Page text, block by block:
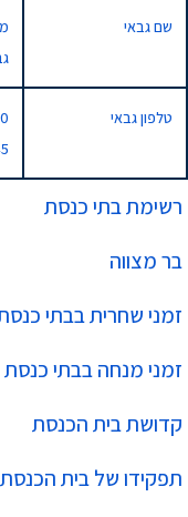
רשימת בתי כנסת
בר מצווה
זמני שחרית בבתי
זמני מנחה בבתי כנסת
קדושת בית הכנסת
תפקידו של בית הכנסת
שם גבאי
טלפון גבאי